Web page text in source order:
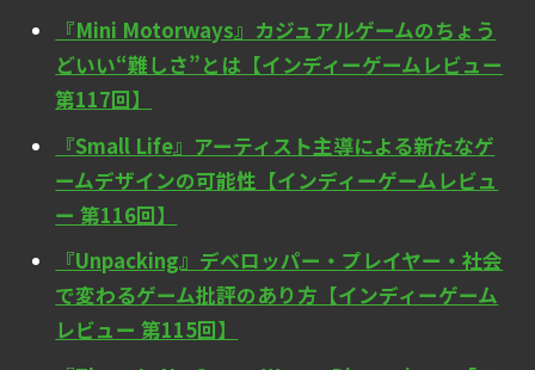
『Mini Motorways』カジュアルゲームのちょう
どいい“難しさ”とは【インディーゲームレビュー
第117回】
『Small Life』アーティスト主導による新たなゲ
ームデザインの可能性【インディーゲームレビュ
ー 第116回】
『Unpacking』デベロッパー・プレイヤー・社会
で変わるゲーム批評のあり方【インディーゲーム
レビュー 第115回】